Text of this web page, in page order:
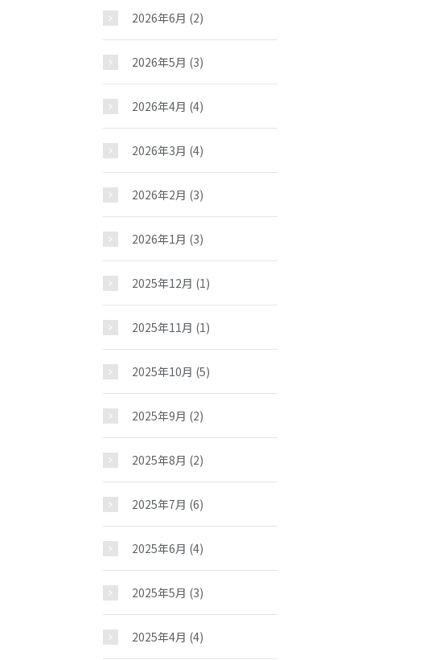
お問い合わせ
2026年6月 (2)
2026年5月 (3)
2026年4月 (4)
2026年3月 (4)
2026年2月 (3)
2026年1月 (3)
2025年12月 (1)
2025年11月 (1)
2025年10月 (5)
2025年9月 (2)
2025年8月 (2)
2025年7月 (6)
2025年6月 (4)
2025年5月 (3)
2025年4月 (4)